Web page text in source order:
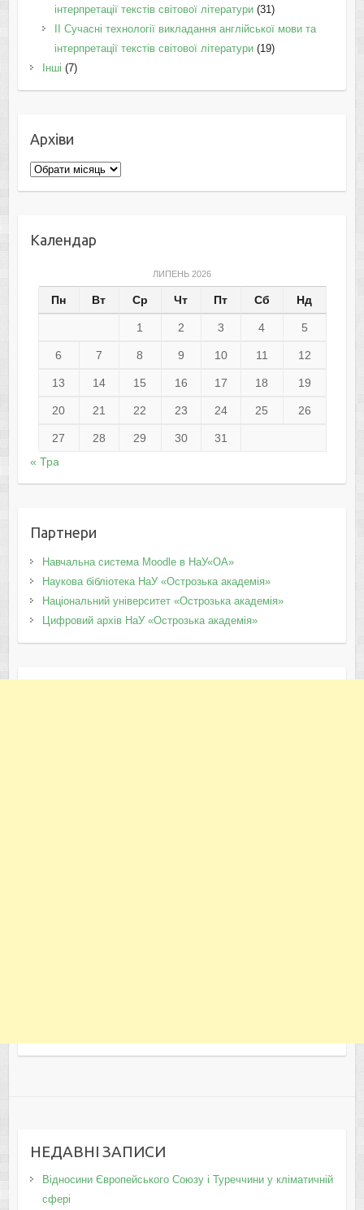
інтерпретації текстів світової літератури(31)
II Cучасні технології викладання англійської мови та
інтерпретації текстів світової літератури(19)
Інші (7)
Архіви
Архіви
Календар
ЛИПЕНЬ 2026
Пн Вт Ср Чт Пт Сб Нд
1 2 3 4 5
6 7 8 9 10 11 12
13 14 15 16 17 18 19
20 21 22 23 24 25 26
27 28 29 30
31
« Тра
Партнери
Навчальна система Moodle в НаУ«ОА»
Наукова бібліотека НаУ «Острозька академія»
Національний університет «Острозька академія»
Цифровий архів НаУ «Острозька академія»
НЕДАВНІ ЗАПИСИ
Відносини Європейського Союзу і Туреччини у кліматичній
сфері